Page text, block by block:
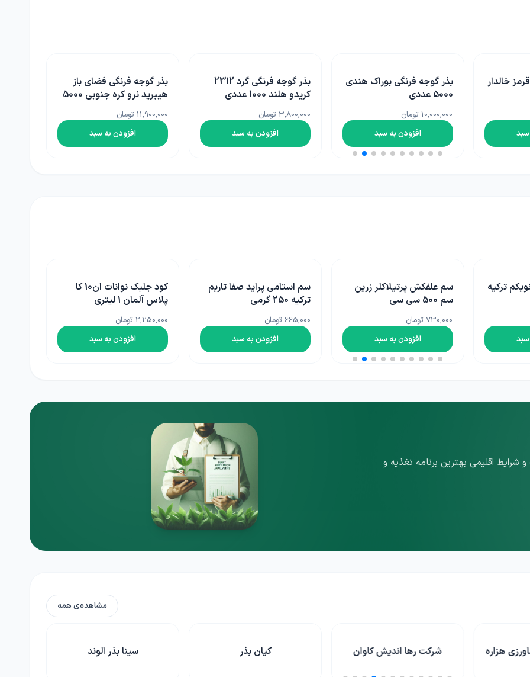
هندی
بذر گوجه فرنگی گرد 2312
کریدو هلند 1000 عددی
3,800,000 تومان
افزودن به سبد
بذر گوجه فرنگی فضای باز
11,900,000 تومان
افزودن به سبد
بذر گوجه 500 گرمی
1,750,000 تومان
افزودن به سبد
زرین
سم استامی پراید صفا تاریم
ترکیه 250 گرمی
665,000 تومان
افزودن به سبد
کود جلبک نوانات ان10 کا
پلاس آلمان 1 لیتری
2,250,000 تومان
افزودن به سبد
سم علفکش
کالسون(نیکوسولفورون)
اگروبست ترکیه 1 لیتری
2,300,000 تومان
افزودن به سبد
اقلیمی بهترین برنامه تغذیه و
مشاهده‌ی همه
کاوان کیان بذر سینا بذر الوند کشاورزی آنلاین